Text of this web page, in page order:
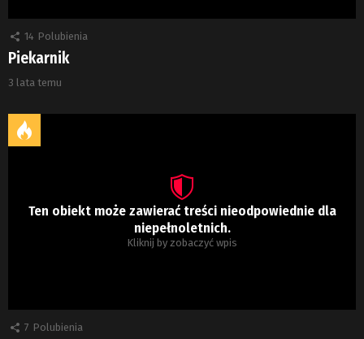
14 Polubienia
Piekarnik
3 lata temu
Ten obiekt może zawierać treści nieodpowiednie dla
niepełnoletnich.
Kliknij by zobaczyć wpis
7 Polubienia